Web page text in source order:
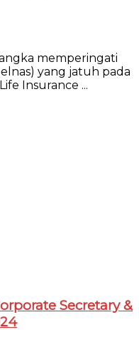
memperingati
yang jatuh pada
Insurance ...
Secretary &